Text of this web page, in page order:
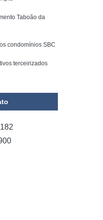
Taboão da
condomínios SBC
terceirizados